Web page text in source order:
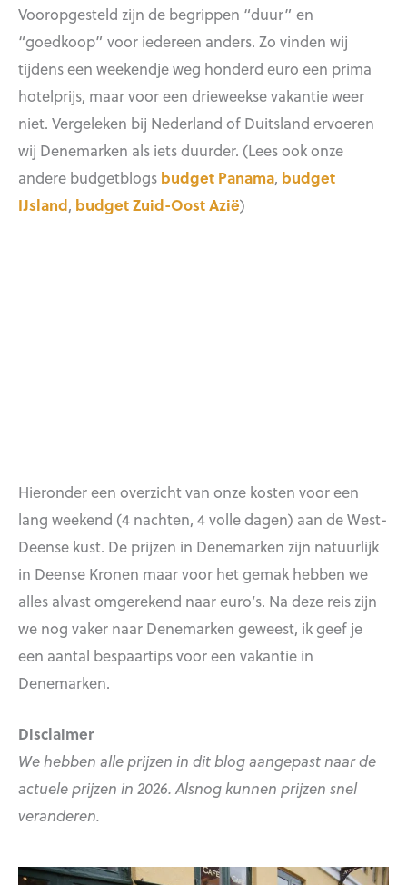
Vooropgesteld zijn de begrippen “duur” en
“goedkoop” voor iedereen anders. Zo vinden wij
tijdens een weekendje weg honderd euro een prima
hotelprijs, maar voor een drieweekse vakantie weer
niet. Vergeleken bij Nederland of Duitsland ervoeren
wij Denemarken als iets duurder. (Lees ook onze
andere budgetblogs budget Panama, budget
IJsland, budget Zuid-Oost Azië)
Hieronder een overzicht van onze kosten voor een
lang weekend (4 nachten, 4 volle dagen) aan de West-
Deense kust. De prijzen in Denemarken zijn natuurlijk
in Deense Kronen maar voor het gemak hebben we
alles alvast omgerekend naar euro’s. Na deze reis zijn
we nog vaker naar Denemarken geweest, ik geef je
een aantal bespaartips voor een vakantie in
Denemarken.
Disclaimer
We hebben alle prijzen in dit blog aangepast naar de
actuele prijzen in 2026. Alsnog kunnen prijzen snel
veranderen.